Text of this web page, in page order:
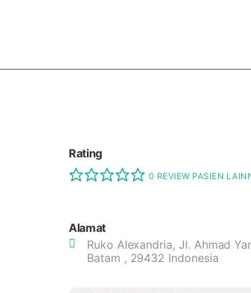
Rating
0 REVIEW PASIEN
Alamat
Ruko Alexandria, Jl. Ahmad
Batam , 29432 Indonesia